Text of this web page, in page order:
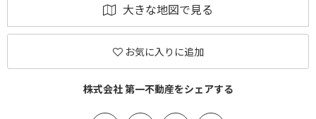
大きな地図で見る
お気に入りに追加
株式会社 第一不動産をシェアする